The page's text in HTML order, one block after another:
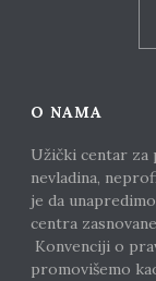
O NAMA
Užički centar za
nevladina,
je da
centra
Konvenciji o
promovišemo